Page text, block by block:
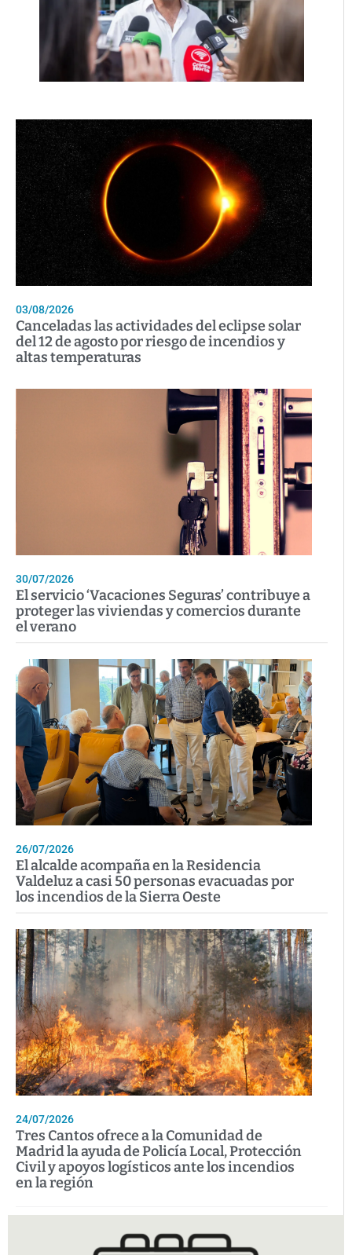
03/08/2026
Canceladas las actividades del eclipse solar
del 12 de agosto por riesgo de incendios y
altas temperaturas
30/07/2026
El servicio ‘Vacaciones Seguras’ contribuye a
proteger las viviendas y comercios durante
el verano
26/07/2026
El alcalde acompaña en la Residencia
Valdeluz a casi 50 personas evacuadas por
los incendios de la Sierra Oeste
24/07/2026
Tres Cantos ofrece a la Comunidad de
Madrid la ayuda de Policía Local, Protección
Civil y apoyos logísticos ante los incendios
en la región